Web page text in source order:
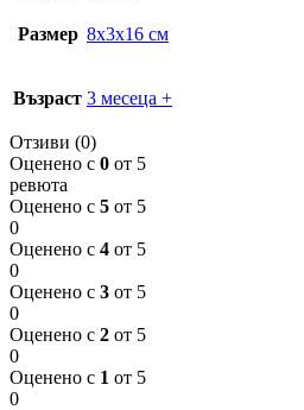
Размер 8x3x16 см
Възраст 3 месеца +
Отзиви (0)
Оценено с 0 от 5
ревюта
Оценено с 5 от 5
0
Оценено с 4 от 5
0
Оценено с 3 от 5
0
Оценено с 2 от 5
0
Оценено с 1 от 5
0